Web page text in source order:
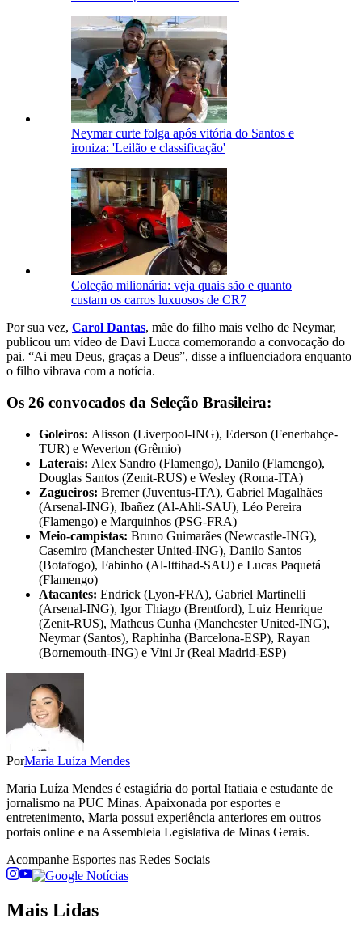
Neymar curte folga após vitória do Santos e
ironiza: 'Leilão e classificação'
Coleção milionária: veja quais são e quanto
custam os carros luxuosos de CR7
Por sua vez, Carol Dantas, mãe do filho mais velho de Neymar,
publicou um vídeo de Davi Lucca comemorando a convocação do
pai. “Ai meu Deus, graças a Deus”, disse a influenciadora enquanto
o filho vibrava com a notícia.
Os 26 convocados da Seleção Brasileira:
Goleiros: Alisson (Liverpool-ING), Ederson (Fenerbahçe-
TUR) e Weverton (Grêmio)
Laterais: Alex Sandro (Flamengo), Danilo (Flamengo),
Douglas Santos (Zenit-RUS) e Wesley (Roma-ITA)
Zagueiros: Bremer (Juventus-ITA), Gabriel Magalhães
(Arsenal-ING), Ibañez (Al-Ahli-SAU), Léo Pereira
(Flamengo) e Marquinhos (PSG-FRA)
Meio-campistas: Bruno Guimarães (Newcastle-ING),
Casemiro (Manchester United-ING), Danilo Santos
(Botafogo), Fabinho (Al-Ittihad-SAU) e Lucas Paquetá
(Flamengo)
Atacantes: Endrick (Lyon-FRA), Gabriel Martinelli
(Arsenal-ING), Igor Thiago (Brentford), Luiz Henrique
(Zenit-RUS), Matheus Cunha (Manchester United-ING),
Neymar (Santos), Raphinha (Barcelona-ESP), Rayan
(Bornemouth-ING) e Vini Jr (Real Madrid-ESP)
PorMaria Luíza Mendes
Maria Luíza Mendes é estagiária do portal Itatiaia e estudante de
jornalismo na PUC Minas. Apaixonada por esportes e
entretenimento, Maria possui experiência anteriores em outros
portais online e na Assembleia Legislativa de Minas Gerais.
Acompanhe Esportes nas Redes Sociais
Mais Lidas